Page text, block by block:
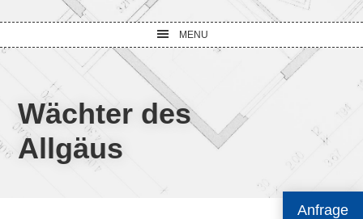
Anfrage
MENU
Wächter des
Allgäus